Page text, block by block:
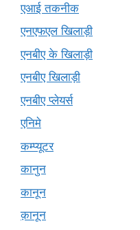
एआई तकनीक
एनएफएल खिलाड़ी
एनबीए के खिलाड़ी
एनबीए खिलाड़ी
एनबीए प्लेयर्स
एनिमे
कम्प्यूटर
कानुन
कानून
क़ानून